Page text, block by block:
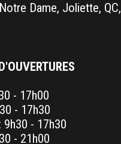
Dame, Joliette, QC,
- 17h00
- 17h30
9h30 - 17h30
- 21h00